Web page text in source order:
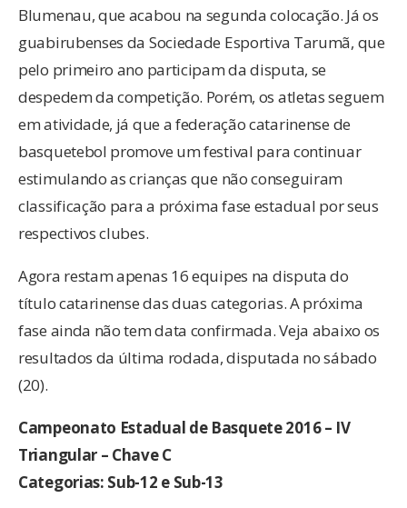
Blumenau, que acabou na segunda colocação. Já os
guabirubenses da Sociedade Esportiva Tarumã, que
pelo primeiro ano participam da disputa, se
despedem da competição. Porém, os atletas seguem
em atividade, já que a federação catarinense de
basquetebol promove um festival para continuar
estimulando as crianças que não conseguiram
classificação para a próxima fase estadual por seus
respectivos clubes.
Agora restam apenas 16 equipes na disputa do
título catarinense das duas categorias. A próxima
fase ainda não tem data confirmada. Veja abaixo os
resultados da última rodada, disputada no sábado
(20).
Campeonato Estadual de Basquete 2016 – IV
Triangular – Chave C
Categorias: Sub-12 e Sub-13